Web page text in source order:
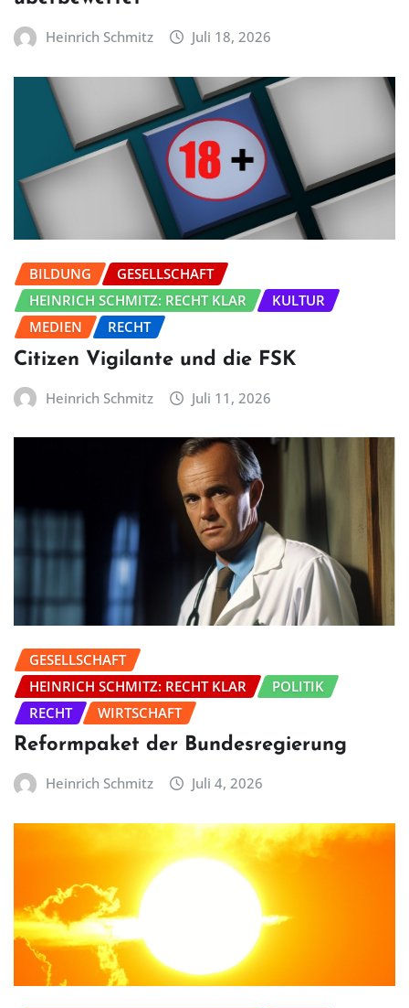
Heinrich Schmitz Juli 18, 2026
BILDUNG
GESELLSCHAFT
HEINRICH SCHMITZ: RECHT KLAR
KULTUR
MEDIEN
RECHT
Citizen Vigilante und die FSK
Heinrich Schmitz Juli 11, 2026
GESELLSCHAFT
HEINRICH SCHMITZ: RECHT KLAR
POLITIK
RECHT
WIRTSCHAFT
Reformpaket der Bundesregierung
Heinrich Schmitz Juli 4, 2026